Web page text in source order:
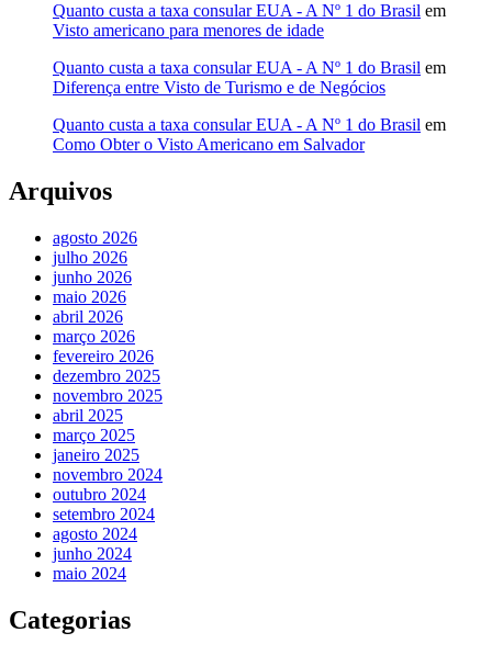
Quanto custa a taxa consular EUA - A Nº 1 do Brasil em
Visto americano para menores de idade
Quanto custa a taxa consular EUA - A Nº 1 do Brasil em
Diferença entre Visto de Turismo e de Negócios
Quanto custa a taxa consular EUA - A Nº 1 do Brasil em
Como Obter o Visto Americano em Salvador
Arquivos
agosto 2026
julho 2026
junho 2026
maio 2026
abril 2026
março 2026
fevereiro 2026
dezembro 2025
novembro 2025
abril 2025
março 2025
janeiro 2025
novembro 2024
outubro 2024
setembro 2024
agosto 2024
junho 2024
maio 2024
Categorias